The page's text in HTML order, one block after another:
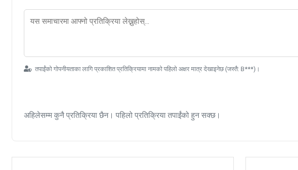
तपाईंको गोपनीयताका लागि प्रकाशित प्रतिक्रियामा नामको पहिलो अक्षर मात्र देखाइनेछ (जस्तै: B***)।
अहिलेसम्म कुनै प्रतिक्रिया छैन। पहिलो प्रतिक्रिया तपाईंको हुन सक्छ।